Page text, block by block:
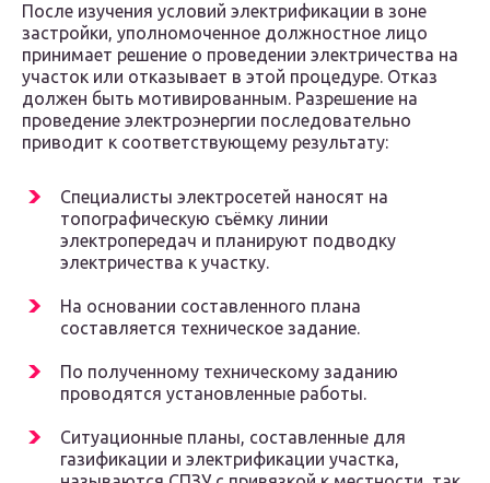
После изучения условий электрификации в зоне
застройки, уполномоченное должностное лицо
принимает решение о проведении электричества на
участок или отказывает в этой процедуре. Отказ
должен быть мотивированным. Разрешение на
проведение электроэнергии последовательно
приводит к соответствующему результату:
Специалисты электросетей наносят на
топографическую съёмку линии
электропередач и планируют подводку
электричества к участку.
На основании составленного плана
составляется техническое задание.
По полученному техническому заданию
проводятся установленные работы.
Ситуационные планы, составленные для
газификации и электрификации участка,